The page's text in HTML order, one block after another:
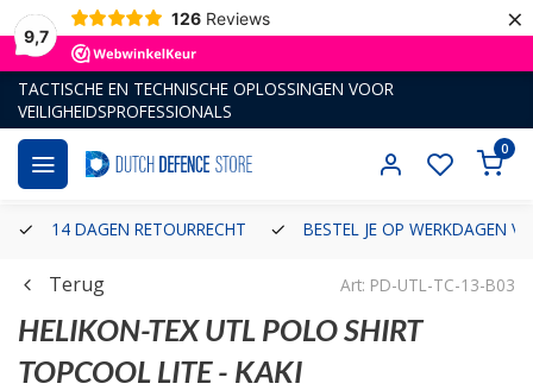
9,7
126 Reviews ×
TACTISCHE EN TECHNISCHE OPLOSSINGEN VOOR
VEILIGHEIDSPROFESSIONALS
0
14 DAGEN RETOURRECHT BESTEL JE OP WERKDAGEN
Terug Art: PD-UTL-TC-13-B03
HELIKON-TEX UTL POLO SHIRT
TOPCOOL LITE - KAKI